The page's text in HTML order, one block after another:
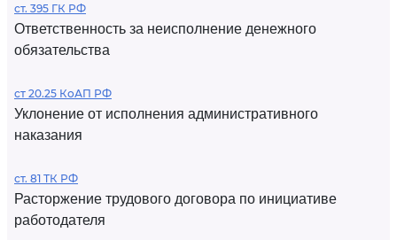
ст. 395 ГК РФ
Ответственность за неисполнение денежного
обязательства
ст 20.25 КоАП РФ
Уклонение от исполнения административного
наказания
ст. 81 ТК РФ
Расторжение трудового договора по инициативе
работодателя